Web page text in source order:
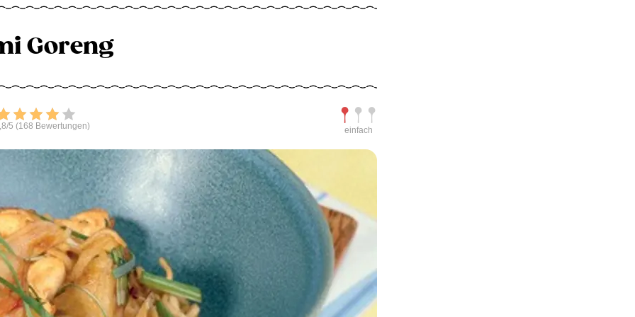
Goreng
Bewerten
5 (168 Bewertungen)
Schwierigkeit
einfach